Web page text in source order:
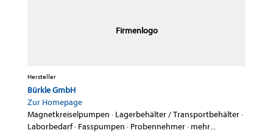
Firmenlogo
Hersteller
Bürkle GmbH
Zur Homepage
Magnetkreiselpumpen · Lagerbehälter / Transportbehälter·
Laborbedarf· Fasspumpen · Probennehmer· mehr...